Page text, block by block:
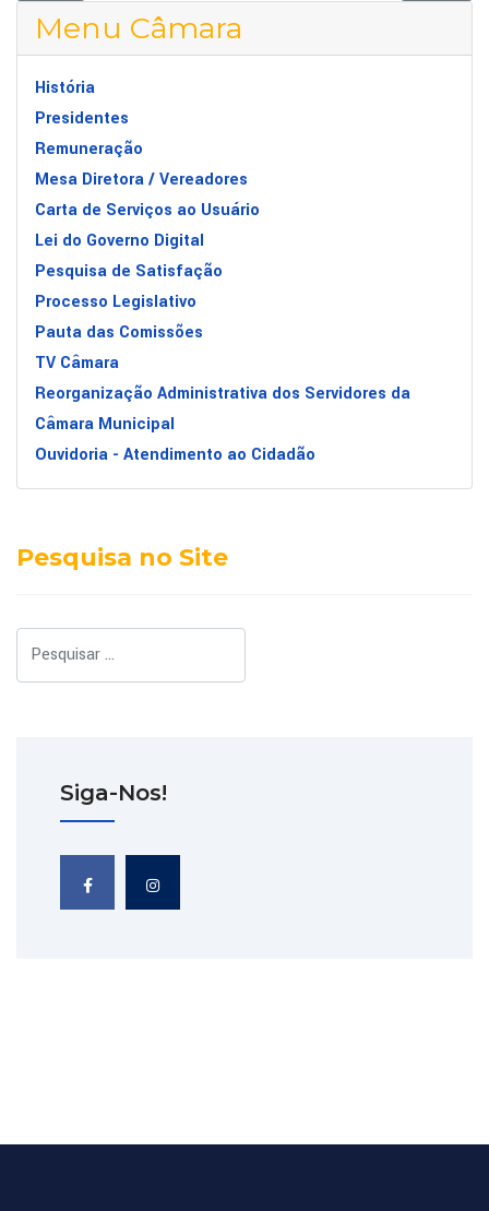
Menu Câmara
História
Presidentes
Remuneração
Mesa Diretora / Vereadores
Carta de Serviços ao Usuário
Lei do Governo Digital
Pesquisa de Satisfação
Processo Legislativo
Pauta das Comissões
TV Câmara
Reorganização Administrativa dos Servidores da
Câmara Municipal
Ouvidoria - Atendimento ao Cidadão
Pesquisa no Site
Siga-Nos!